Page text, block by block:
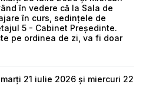
în vedere că la Sala de
în curs, sedințele de
5 - Cabinet Președinte.
pe ordinea de zi, va fi doar
21 iulie 2026 și miercuri 22